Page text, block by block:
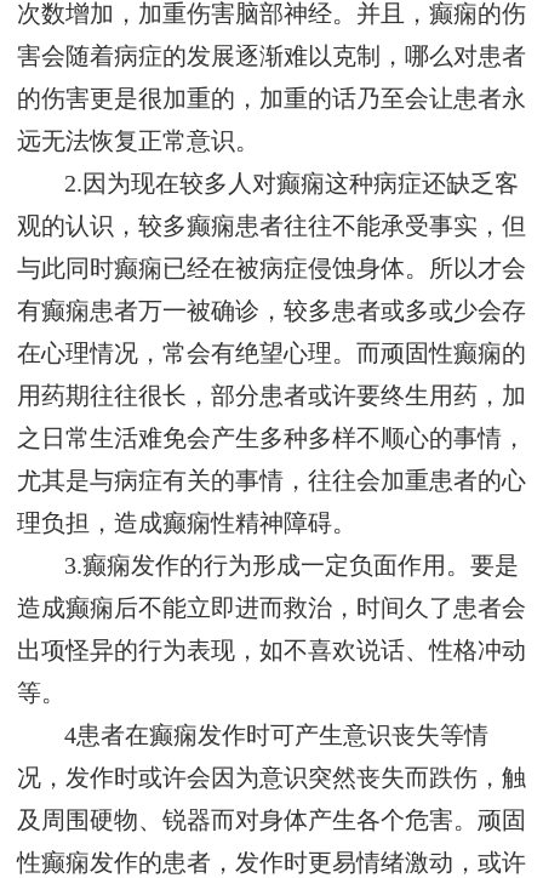
次数增加，加重伤害脑部神经。并且，癫痫的伤
害会随着病症的发展逐渐难以克制，哪么对患者
的伤害更是很加重的，加重的话乃至会让患者永
远无法恢复正常意识。
2.因为现在较多人对癫痫这种病症还缺乏客
观的认识，较多癫痫患者往往不能承受事实，但
与此同时癫痫已经在被病症侵蚀身体。所以才会
有癫痫患者万一被确诊，较多患者或多或少会存
在心理情况，常会有绝望心理。而顽固性癫痫的
用药期往往很长，部分患者或许要终生用药，加
之日常生活难免会产生多种多样不顺心的事情，
尤其是与病症有关的事情，往往会加重患者的心
理负担，造成癫痫性精神障碍。
3.癫痫发作的行为形成一定负面作用。要是
造成癫痫后不能立即进而救治，时间久了患者会
出项怪异的行为表现，如不喜欢说话、性格冲动
等。
4患者在癫痫发作时可产生意识丧失等情
况，发作时或许会因为意识突然丧失而跌伤，触
及周围硬物、锐器而对身体产生各个危害。顽固
性癫痫发作的患者，发作时更易情绪激动，或许